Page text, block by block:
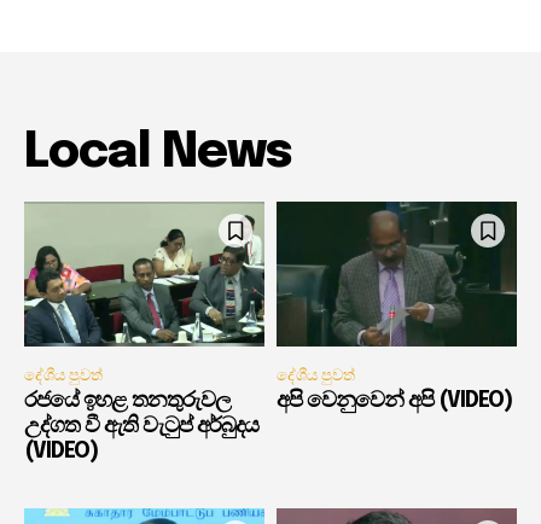
Local News
දේශීය පුවත්
රජයේ ඉහළ තනතුරුවල
උද්ගත වී ඇති වැටුප් අර්බුදය
(VIDEO)
දේශීය පුවත්
අපි වෙනුවෙන් අපි (VIDEO)